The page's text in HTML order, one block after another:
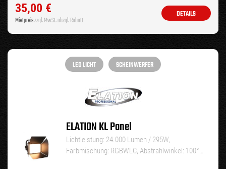
35,00 €
Mietpreiszzgl. MwSt. abzgl. Rabatt
DETAILS
LED LICHT SCHEINWERFER
ELATION KL Panel
Lichtleistung: 24.000 Lumen / 295W,
Farbmischung: RGBWLC, Abstrahlwinkel: 100°…